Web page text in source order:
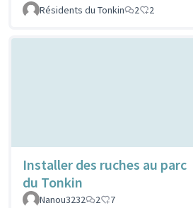
Résidents du Tonkin
2 2
Installer des ruches au parc
du Tonkin
Nanou3232
2 7